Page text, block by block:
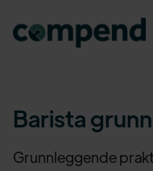
Barista
Grunnleggende